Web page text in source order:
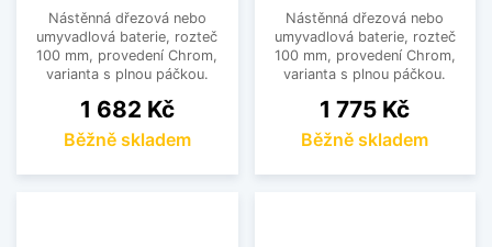
Nástěnná dřezová nebo
umyvadlová baterie, rozteč
100 mm, provedení Chrom,
varianta s plnou páčkou.
Cena
1 682 Kč
Běžně skladem
Nástěnná dřezová nebo
umyvadlová baterie, rozteč
100 mm, provedení Chrom,
varianta s plnou páčkou.
Cena
1 775 Kč
Běžně skladem